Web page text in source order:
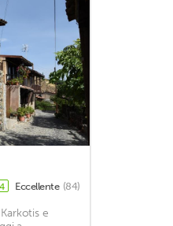
Eccellente (84)
e